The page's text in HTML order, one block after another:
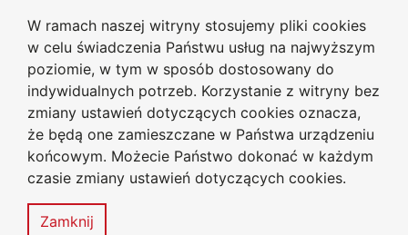
W ramach naszej witryny stosujemy pliki cookies
w celu świadczenia Państwu usług na najwyższym
poziomie, w tym w sposób dostosowany do
indywidualnych potrzeb. Korzystanie z witryny bez
zmiany ustawień dotyczących cookies oznacza,
że będą one zamieszczane w Państwa urządzeniu
końcowym. Możecie Państwo dokonać w każdym
czasie zmiany ustawień dotyczących cookies.
Zamknij
Przejdź do głównego menu
Przejdź do treści
Przejdź do wyszukiwarki
Przejdź do mapy serwisu
Biblioteka Uniwersytecka
Uniwersytetu Jana Długosza
w Częstochowie
Deklaracja
dostępności
Mapa
serwisu
MENU